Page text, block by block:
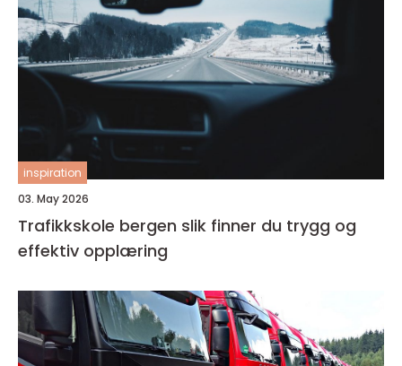
inspiration
03. May 2026
Trafikkskole bergen slik finner du trygg og
effektiv opplæring